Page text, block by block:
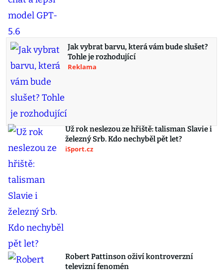
Jak vybrat barvu, která vám bude slušet?
Tohle je rozhodující
Reklama
Už rok neslezou ze hřiště: talisman Slavie i
železný Srb. Kdo nechyběl pět let?
iSport.cz
Robert Pattinson oživí kontroverzní
televizní fenomén